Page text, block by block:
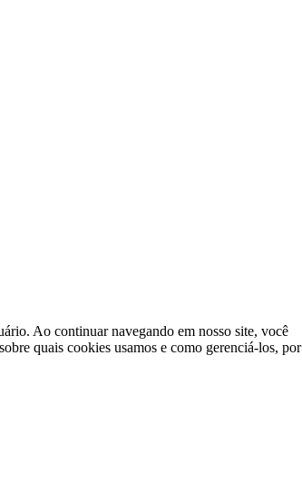
Ao continuar navegando em nosso site, você
quais cookies usamos e como gerenciá-los, por